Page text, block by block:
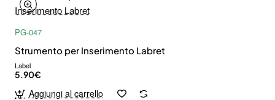
PG-047
Strumento per Inserimento Labret
Label
5.90€
Aggiungi al carrello